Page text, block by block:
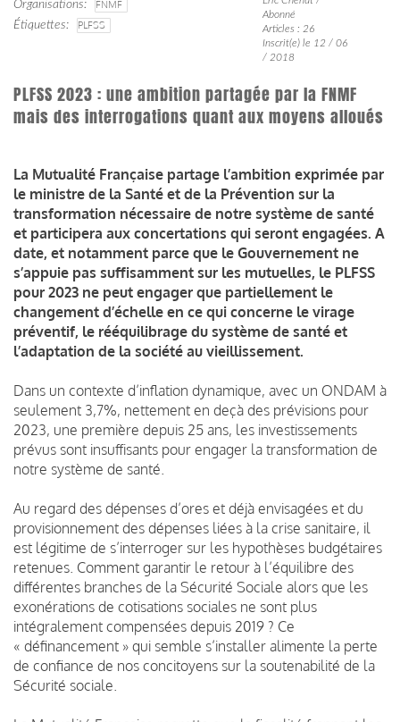
Organisations
FNMF
Étiquettes
PLFSS
Abonné
Articles : 26
Inscrit(e) le 12 / 06
/ 2018
PLFSS 2023 : une ambition partagée par la FNMF
mais des interrogations quant aux moyens alloués
La Mutualité Française partage l’ambition exprimée par
le ministre de la Santé et de la Prévention sur la
transformation nécessaire de notre système de santé
et participera aux concertations qui seront engagées. A
date, et notamment parce que le Gouvernement ne
s’appuie pas suffisamment sur les mutuelles, le PLFSS
pour 2023 ne peut engager que partiellement le
changement d’échelle en ce qui concerne le virage
préventif, le rééquilibrage du système de santé et
l’adaptation de la société au vieillissement.
Dans un contexte d’inflation dynamique, avec un ONDAM à
seulement 3,7%, nettement en deçà des prévisions pour
2023, une première depuis 25 ans, les investissements
prévus sont insuffisants pour engager la transformation de
notre système de santé.
Au regard des dépenses d’ores et déjà envisagées et du
provisionnement des dépenses liées à la crise sanitaire, il
est légitime de s’interroger sur les hypothèses budgétaires
retenues. Comment garantir le retour à l’équilibre des
différentes branches de la Sécurité Sociale alors que les
exonérations de cotisations sociales ne sont plus
intégralement compensées depuis 2019 ? Ce
« définancement » qui semble s’installer alimente la perte
de confiance de nos concitoyens sur la soutenabilité de la
Sécurité sociale.